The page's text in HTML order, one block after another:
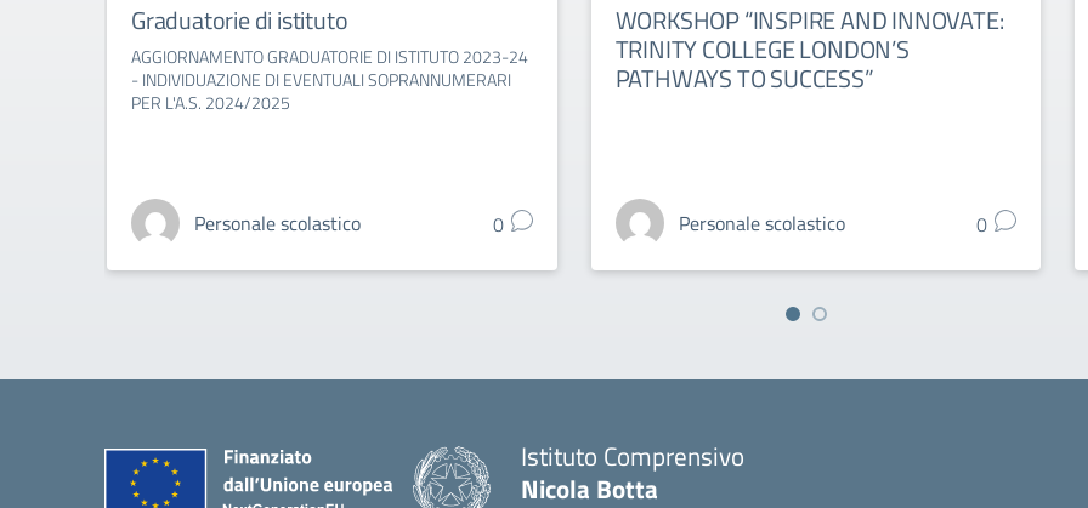
Graduatorie di istituto
AGGIORNAMENTO GRADUATORIE DI ISTITUTO 2023-24
- INDIVIDUAZIONE DI EVENTUALI SOPRANNUMERARI
PER L'A.S. 2024/2025
Personale scolastico 0
WORKSHOP “INSPIRE AND INNOVATE:
TRINITY COLLEGE LONDON’S
PATHWAYS TO SUCCESS”
Personale scolastico 0
Istituto Comprensivo
Nicola Botta